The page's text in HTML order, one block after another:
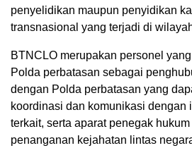
penyelidikan maupun penyidikan
transnasional yang terjadi di
BTNCLO merupakan personel
Polda perbatasan sebagai
dengan Polda perbatasan yang
koordinasi dan komunikasi dengan
terkait, serta aparat penegak
penanganan kejahatan lintas